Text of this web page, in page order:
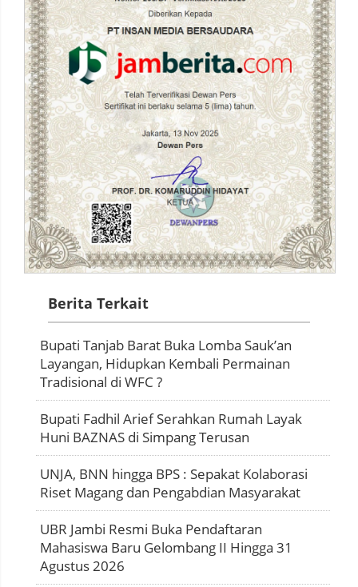
Berita Terkait
Bupati Tanjab Barat Buka Lomba Sauk’an
Layangan, Hidupkan Kembali Permainan
Tradisional di WFC ?
Bupati Fadhil Arief Serahkan Rumah Layak
Huni BAZNAS di Simpang Terusan
UNJA, BNN hingga BPS : Sepakat Kolaborasi
Riset Magang dan Pengabdian Masyarakat
UBR Jambi Resmi Buka Pendaftaran
Mahasiswa Baru Gelombang II Hingga 31
Agustus 2026